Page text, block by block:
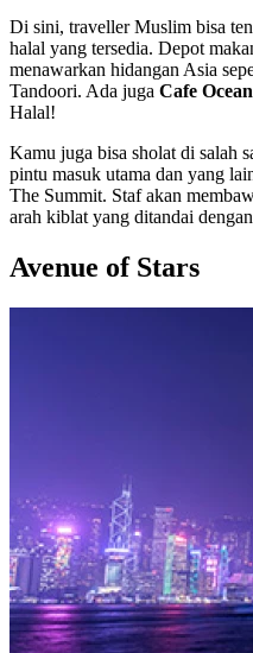
Di sini, traveller Muslim bisa
halal yang tersedia. Depot
menawarkan hidangan Asia
Tandoori. Ada juga Cafe Ocean
Halal!
Kamu juga bisa sholat di salah
pintu masuk utama dan yang
The Summit. Staf akan
arah kiblat yang ditandai
Avenue of Stars